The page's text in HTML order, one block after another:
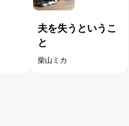
夫を失うというこ
と
柴山ミカ